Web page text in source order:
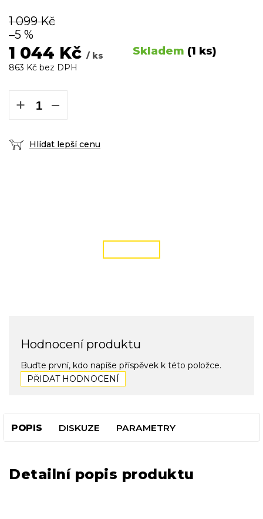
1 099 Kč
–5 %
1 044 Kč / ks Skladem (1 ks)
863 Kč bez DPH
+ −
Hlídat lepší cenu
Hodnocení produktu
Buďte první, kdo napíše příspěvek k této položce.
PŘIDAT HODNOCENÍ
POPIS DISKUZE PARAMETRY
Detailní popis produktu